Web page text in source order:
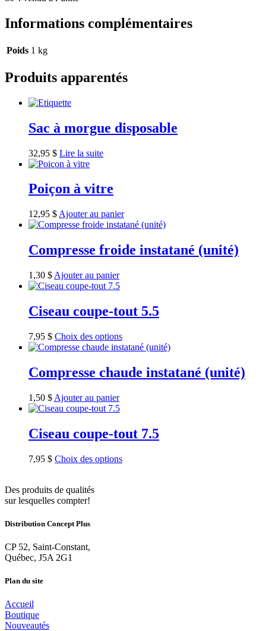
Informations complémentaires
Poids 1 kg
Produits apparentés
Sac à morgue disposable
32,95 $ Lire la suite
Poiçon à vitre
12,95 $ Ajouter au panier
Compresse froide instatané (unité)
1,30 $ Ajouter au panier
Ciseau coupe-tout 5.5
7,95 $ Choix des options
Compresse chaude instatané (unité)
1,50 $ Ajouter au panier
Ciseau coupe-tout 7.5
7,95 $ Choix des options
Des produits de qualités
sur lesquelles compter!
Distribution Concept Plus
CP 52, Saint-Constant,
Québec, J5A 2G1
Plan du site
Accueil
Boutique
Nouveautés